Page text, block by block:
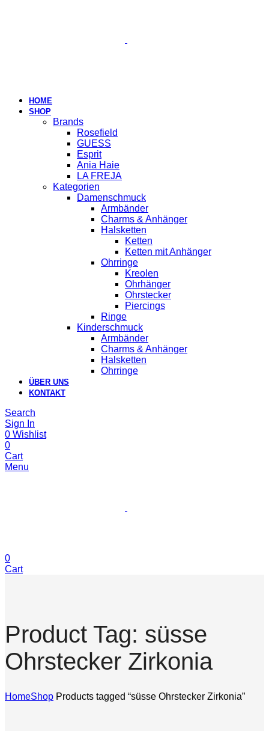
HOME
SHOP
Brands
Rosefield
GUESS
Esprit
Ania Haie
LA FREJA
Kategorien
Damenschmuck
Armbänder
Charms & Anhänger
Halsketten
Ketten
Ketten mit Anhänger
Ohrringe
Kreolen
Ohrhänger
Ohrstecker
Piercings
Ringe
Kinderschmuck
Armbänder
Charms & Anhänger
Halsketten
Ohrringe
ÜBER UNS
KONTAKT
Search
Sign In
0 Wishlist
0
Cart
Menu
0
Cart
Product Tag: süsse
Ohrstecker Zirkonia
HomeShop Products tagged “süsse Ohrstecker Zirkonia”